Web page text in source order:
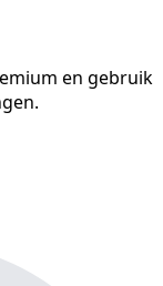
en gebruik